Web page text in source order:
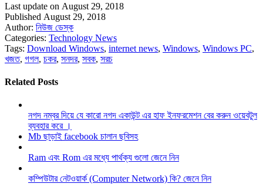
Last update on August 29, 2018
Published August 29, 2018
Author: নিউজ ডেস্ক
Categories: Technology News
Tags: Download Windows, internet news, Windows, Windows PC,
খজত, গগল, চকর, সনদর, সবক, সরচ
Related Posts
নগদ নম্বর দিয়ে যে কারো নগদ একাউন্ট এর হাফ ইনফরমেশন বের করুন ওয়েবটুল
ব্যবহার করে ।
Mb ছাড়াই facebook চালান ছবিসহ
Ram এবং Rom এর মধ্যে পার্থক্য গুলো জেনে নিন
কম্পিউটার নেটওয়ার্ক (Computer Network) কি? জেনে নিন